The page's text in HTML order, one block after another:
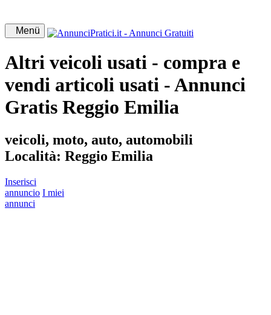
Menü
Altri veicoli usati - compra e
vendi articoli usati - Annunci
Gratis Reggio Emilia
veicoli, moto, auto, automobili
Località: Reggio Emilia
Inserisci
annuncio I miei
annunci